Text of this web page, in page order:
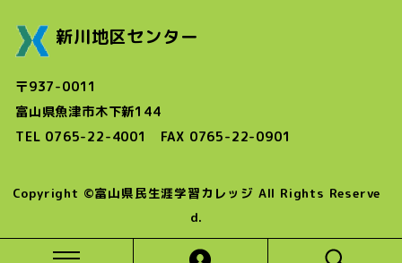
新川地区センター
〒937-0011
富山県魚津市木下新144
TEL 0765-22-4001 FAX 0765-22-0901
Copyright ©富山県民生涯学習カレッジ All Rights Reserve
d.